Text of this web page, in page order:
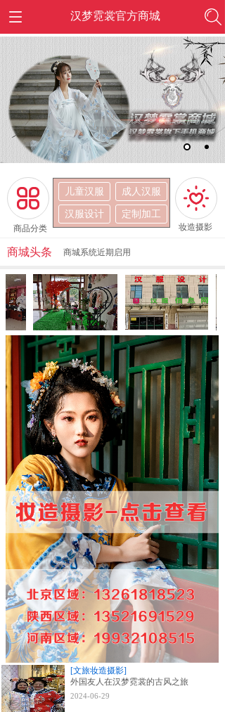
儿童汉服
成人汉服
汉服设计
定制加工
商品分类 妆造摄影
按钮文本 按钮文本
商城系统近期启用
商城头条
[文旅妆造摄影]
外国友人在汉梦霓裳的古风之旅
2024-06-29
汉梦霓裳官方商城